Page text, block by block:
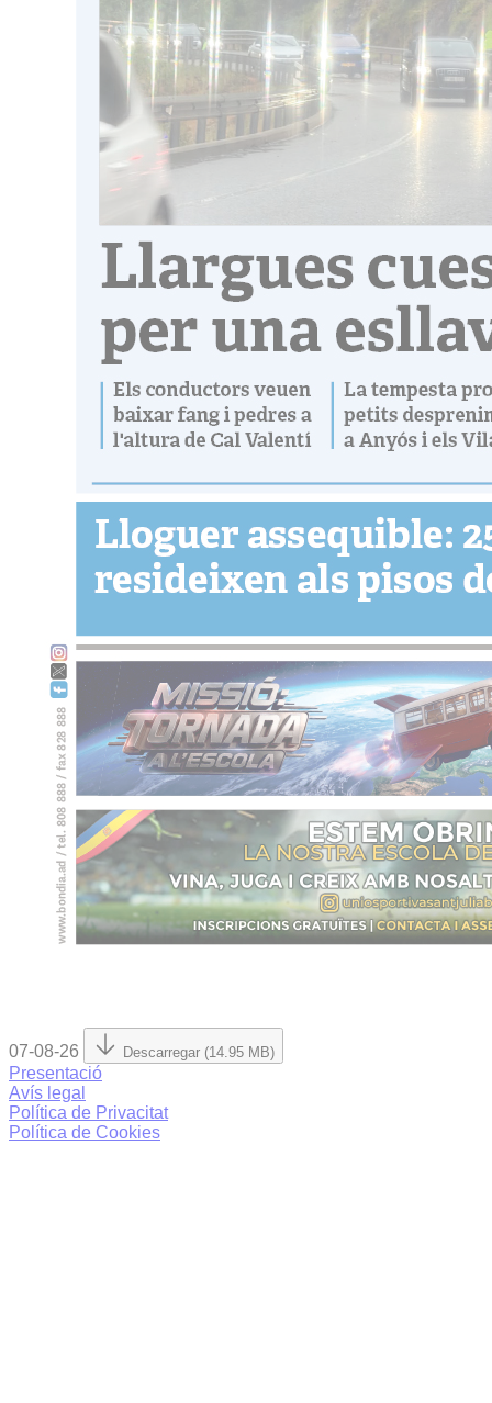
07-08-26 Descarregar (14.95 MB)
Presentació
Avís legal
Política de Privacitat
Política de Cookies